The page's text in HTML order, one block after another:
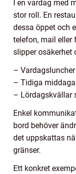
I en vardag med
stor roll. En
dessa öppet och
telefon, mail eller
slipper osäkerhet
– Vardagsluncher
– Tidiga
– Lördagskvällar
Enkel
bord behöver
det uppskattas
gränser.
Ett konkret